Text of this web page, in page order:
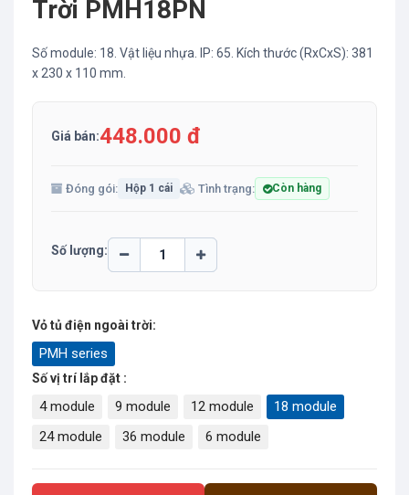
Trời PMH18PN
Số module: 18. Vật liệu nhựa. IP: 65. Kích thước (RxCxS): 381
x 230 x 110 mm.
Giá bán:448.000 đ
Đóng gói: Hộp 1 cái Tình trạng: Còn hàng
Số lượng:
Vỏ tủ điện ngoài trời:
PMH series
Số vị trí lắp đặt :
4 module 9 module 12 module
18 module
24 module
36 module 6 module